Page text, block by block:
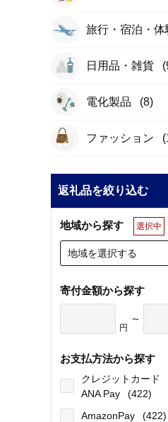
旅行・宿泊・体
日用品・雑貨
電化製品 (8)
ファッション
返礼品を絞り込む
地域から探す 選択中
地域を選択する
寄付金額から探す
円
～
お支払方法から探す
クレジットカード
ANA Pay
(422)
AmazonPay
(422)